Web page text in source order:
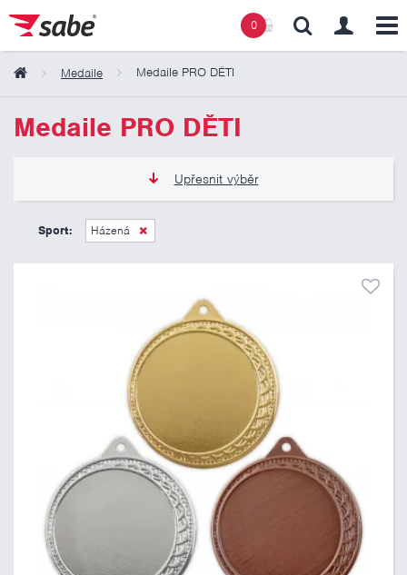
0
Medaile Medaile PRO DĚTI
Medaile PRO DĚTI
Upřesnit výběr
Pouze skladem
12 Kč
Sport: Házená
Obsah košíku